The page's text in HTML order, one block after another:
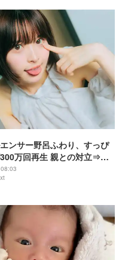
ンサー野呂ふわり、すっぴ
万回再生 親との対立⇒ア
「動画全消し」の軌跡